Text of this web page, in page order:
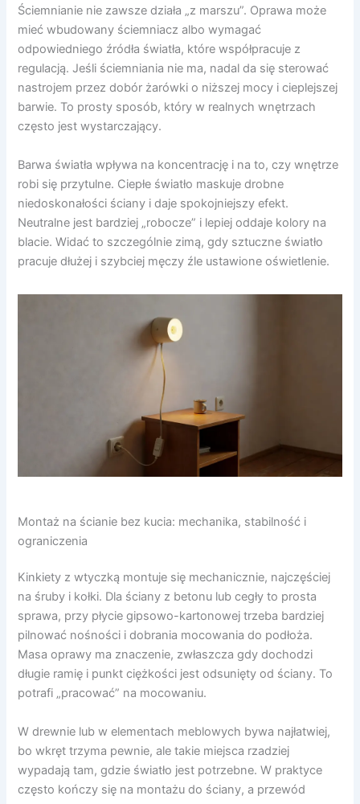
Ściemnianie nie zawsze działa „z marszu”. Oprawa może
mieć wbudowany ściemniacz albo wymagać
odpowiedniego źródła światła, które współpracuje z
regulacją. Jeśli ściemniania nie ma, nadal da się sterować
nastrojem przez dobór żarówki o niższej mocy i cieplejszej
barwie. To prosty sposób, który w realnych wnętrzach
często jest wystarczający.
Barwa światła wpływa na koncentrację i na to, czy wnętrze
robi się przytulne. Ciepłe światło maskuje drobne
niedoskonałości ściany i daje spokojniejszy efekt.
Neutralne jest bardziej „robocze” i lepiej oddaje kolory na
blacie. Widać to szczególnie zimą, gdy sztuczne światło
pracuje dłużej i szybciej męczy źle ustawione oświetlenie.
Montaż na ścianie bez kucia: mechanika, stabilność i
ograniczenia
Kinkiety z wtyczką montuje się mechanicznie, najczęściej
na śruby i kołki. Dla ściany z betonu lub cegły to prosta
sprawa, przy płycie gipsowo-kartonowej trzeba bardziej
pilnować nośności i dobrania mocowania do podłoża.
Masa oprawy ma znaczenie, zwłaszcza gdy dochodzi
długie ramię i punkt ciężkości jest odsunięty od ściany. To
potrafi „pracować” na mocowaniu.
W drewnie lub w elementach meblowych bywa najłatwiej,
bo wkręt trzyma pewnie, ale takie miejsca rzadziej
wypadają tam, gdzie światło jest potrzebne. W praktyce
często kończy się na montażu do ściany, a przewód